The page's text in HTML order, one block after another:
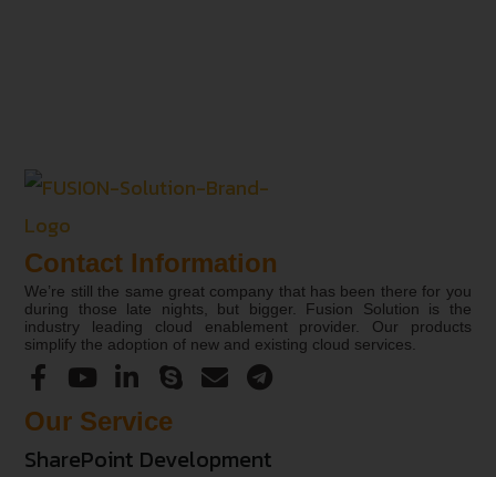
Contact Information
We’re still the same great company that has been there for you
during those late nights, but bigger. Fusion Solution is the
industry leading cloud enablement provider. Our products
simplify the adoption of new and existing cloud services.
Our Service
SharePoint Development